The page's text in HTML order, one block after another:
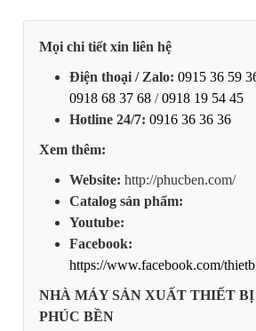
Mọi chi tiết xin liên hệ
Điện thoại / Zalo: 0915 36 59
0918 68 37 68 /0918 19 54 45
Hotline 24/7: 0916 36 36 36
Xem thêm:
Website: http://phucben.com/
Catalog sản phẩm:
Youtube:
Facebook:
https://www.facebook.com/
NHÀ MÁY SẢN XUẤT THIẾT
PHÚC BỀN